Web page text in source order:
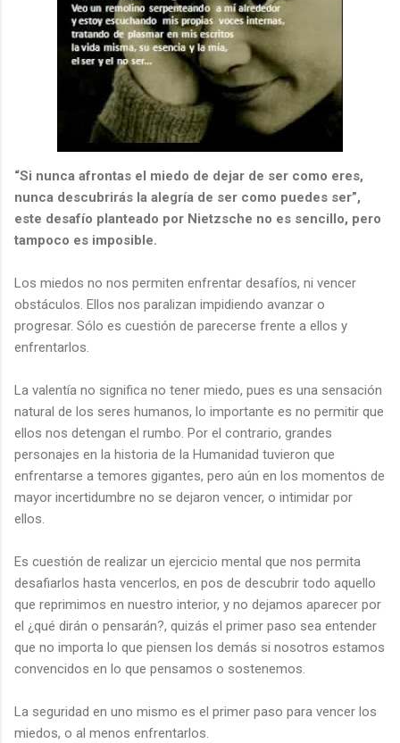
“Si nunca afrontas el miedo de dejar de ser como eres,
nunca descubrirás la alegría de ser como puedes ser”,
este desafío planteado por Nietzsche no es sencillo, pero
tampoco es imposible.
Los miedos no nos permiten enfrentar desafíos, ni vencer
obstáculos. Ellos nos paralizan impidiendo avanzar o
progresar. Sólo es cuestión de parecerse frente a ellos y
enfrentarlos.
La valentía no significa no tener miedo, pues es una sensación
natural de los seres humanos, lo importante es no permitir que
ellos nos detengan el rumbo. Por el contrario, grandes
personajes en la historia de la Humanidad tuvieron que
enfrentarse a temores gigantes, pero aún en los momentos de
mayor incertidumbre no se dejaron vencer, o intimidar por
ellos.
Es cuestión de realizar un ejercicio mental que nos permita
desafiarlos hasta vencerlos, en pos de descubrir todo aquello
que reprimimos en nuestro interior, y no dejamos aparecer por
el ¿qué dirán o pensarán?, quizás el primer paso sea entender
que no importa lo que piensen los demás si nosotros estamos
convencidos en lo que pensamos o sostenemos.
La seguridad en uno mismo es el primer paso para vencer los
miedos, o al menos enfrentarlos.